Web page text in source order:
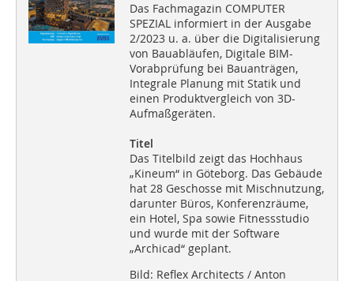
Das Fachmagazin COMPUTER
SPEZIAL informiert in der Ausgabe
2/2023 u. a. über die Digitalisierung
von Bauabläufen, Digitale BIM-
Vorabprüfung bei Bauanträgen,
Integrale Planung mit Statik und
einen Produktvergleich von 3D-
Aufmaßgeräten.
Titel
Das Titelbild zeigt das Hochhaus
„Kineum“ in Göteborg. Das Gebäude
hat 28 Geschosse mit Mischnutzung,
darunter Büros, Konferenzräume,
ein Hotel, Spa sowie Fitnessstudio
und wurde mit der Software
„Archicad“ geplant.
Bild: Reflex Architects / Anton